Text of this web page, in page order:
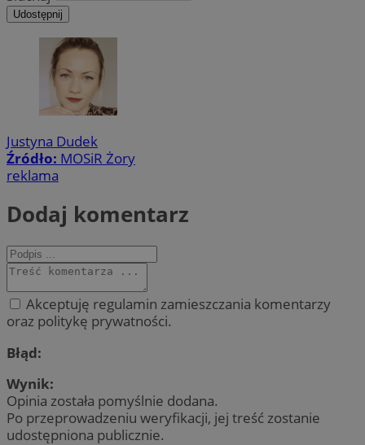
Udostępnij
Justyna Dudek
Źródło: MOSiR Żory
reklama
Dodaj komentarz
Akceptuję regulamin zamieszczania komentarzy
oraz politykę prywatności.
Błąd:
Wynik:
Opinia została pomyślnie dodana.
Po przeprowadzeniu weryfikacji, jej treść zostanie
udostępniona publicznie.